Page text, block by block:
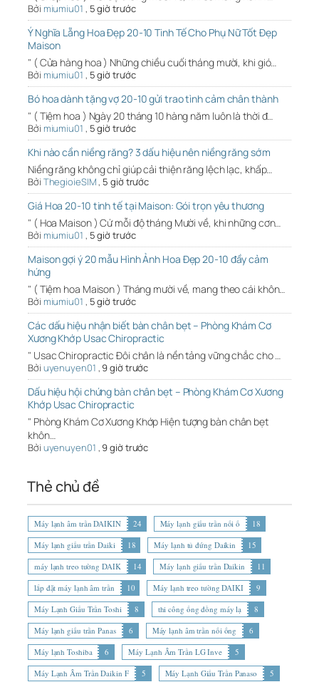
Bởi miumiu01 , 5 giờ trước
Ý Nghĩa Lẵng Hoa Đẹp 20-10 Tinh Tế Cho Phụ Nữ Tốt Đẹp
Maison
" ( Cửa hàng hoa ) Những chiều cuối tháng mười, khi gió…
Bởi miumiu01 , 5 giờ trước
Bó hoa dành tặng vợ 20-10 gửi trao tình cảm chân thành
" ( Tiệm hoa ) Ngày 20 tháng 10 hàng năm luôn là thời đ…
Bởi miumiu01 , 5 giờ trước
Khi nào cần niềng răng? 3 dấu hiệu nên niềng răng sớm
Niềng răng không chỉ giúp cải thiện răng lệch lạc, khấp…
Bởi ThegioieSIM, 5 giờ trước
Giá Hoa 20-10 tinh tế tại Maison: Gói trọn yêu thương
" ( Hoa Maison ) Cứ mỗi độ tháng Mười về, khi những cơn…
Bởi miumiu01 , 5 giờ trước
Maison gợi ý 20 mẫu Hình Ảnh Hoa Đẹp 20-10 đầy cảm
hứng
" ( Tiệm hoa Maison ) Tháng mười về, mang theo cái khôn…
Bởi miumiu01 , 5 giờ trước
Các dấu hiệu nhận biết bàn chân bẹt – Phòng Khám Cơ
Xương Khớp Usac Chiropractic
" Usac Chiropractic Đôi chân là nền tảng vững chắc cho …
Bởi uyenuyen01 ,9 giờ trước
Dấu hiệu hội chứng bàn chân bẹt – Phòng Khám Cơ Xương
Khớp Usac Chiropractic
" Phòng Khám Cơ Xương Khớp Hiện tượng bàn chân bẹt
khôn…
Bởi uyenuyen01 ,9 giờ trước
Thẻ chủ đề
Máy lạnh âm trần DAIKIN 24 Máy lạnh giấu trần nối ố
18
Máy lạnh giấu trần Daiki
18 Máy lạnh tủ đứng Daikin
15
máy lạnh treo tường DAIK
14 Máy lạnh giấu trần Daikin
11
lắp đặt máy lạnh âm trần
10 Máy lạnh treo tường DAIKI
9
Máy Lạnh Giấu Trần Toshi
8 thi công ống đồng máy lạ
8
Máy lạnh giấu trần Panas
6 Máy lạnh âm trần nối ống
6
Máy lạnh Toshiba
6 Máy Lạnh Âm Trần LG Inve
5
Máy Lạnh Âm Trần Daikin F
5 Máy Lạnh Giấu Trần Panaso
5